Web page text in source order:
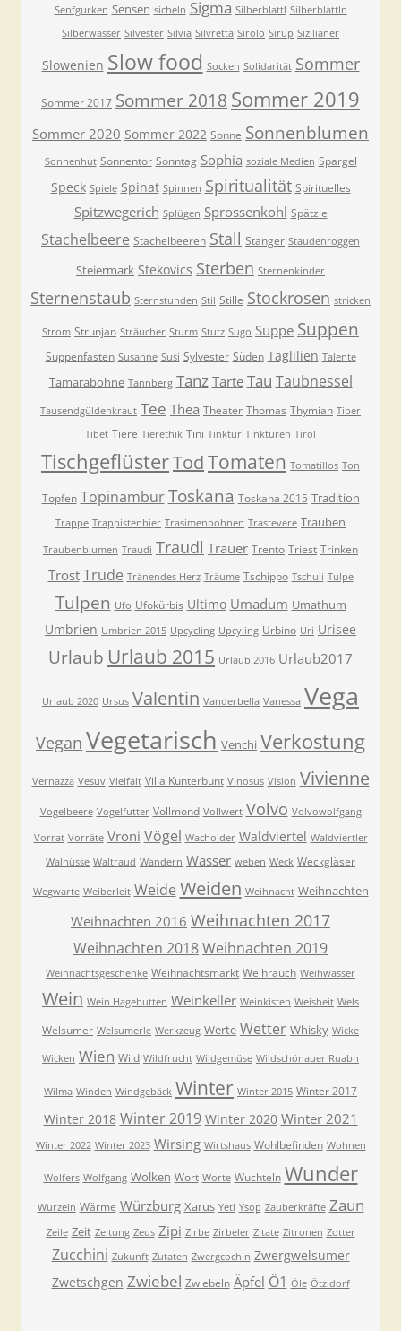
Senfgurken Sensen sicheln Sigma Silberblattl Silberblattln
Silberwasser Silvester Silvia Silvretta Sirolo Sirup Sizilianer
Slowenien Slow food Socken Solidarität Sommer
Sommer 2017 Sommer 2018 Sommer 2019
Sommer 2020 Sommer 2022 Sonne Sonnenblumen
Sonnenhut Sonnentor Sonntag Sophia soziale Medien Spargel
Speck Spiele Spinat Spinnen Spiritualität Spirituelles
Spitzwegerich Splügen Sprossenkohl Spätzle
Stachelbeere Stachelbeeren Stall Stanger Staudenroggen
Steiermark Stekovics Sterben Sternenkinder
Sternenstaub Sternstunden Stil Stille Stockrosen stricken
Strom Strunjan Sträucher Sturm Stutz Sugo Suppe Suppen
Suppenfasten Susanne Susi Sylvester Süden Taglilien Talente
Tamarabohne Tannberg Tanz Tarte Tau Taubnessel
Tausendgüldenkraut Tee Thea Theater Thomas Thymian Tiber
Tibet Tiere Tierethik Tini Tinktur Tinkturen Tirol
TischgeflüsterTodTomaten Tomatillos Ton
Topfen Topinambur Toskana Toskana 2015 Tradition
Trappe Trappistenbier Trasimenbohnen Trastevere Trauben
Traubenblumen Traudi Traudl Trauer Trento Triest Trinken
Trost Trude Tränendes Herz Träume Tschippo Tschuli Tulpe
Tulpen Ufo Ufokürbis Ultimo Umadum Umathum
Umbrien Umbrien 2015 Upcycling Upcyling Urbino Uri Urisee
Urlaub Urlaub 2015 Urlaub 2016 Urlaub2017
Urlaub 2020 Ursus Valentin Vanderbella Vanessa Vega
Vegan Vegetarisch Venchi Verkostung
Vernazza Vesuv Vielfalt Villa Kunterbunt Vinosus Vision Vivienne
Vogelbeere Vogelfutter Vollmond Vollwert Volvo Volvowolfgang
Vorrat Vorräte Vroni Vögel Wacholder Waldviertel Waldviertler
Walnüsse Waltraud Wandern Wasser weben Weck Weckgläser
Wegwarte Weiberleit Weide Weiden Weihnacht Weihnachten
Weihnachten 2016 Weihnachten 2017
Weihnachten 2018Weihnachten 2019
Weihnachtsgeschenke Weihnachtsmarkt Weihrauch Weihwasser
Wein Wein Hagebutten Weinkeller Weinkisten Weisheit Wels
Welsumer Welsumerle Werkzeug Werte Wetter Whisky Wicke
Wicken Wien Wild Wildfrucht Wildgemüse Wildschönauer Ruabn
Wilma Winden Windgebäck Winter Winter 2015 Winter 2017
Winter 2018 Winter 2019 Winter 2020 Winter 2021
Winter 2022 Winter 2023 Wirsing Wirtshaus Wohlbefinden Wohnen
Wolfers Wolfgang Wolken Wort Worte Wuchteln Wunder
Wurzeln Wärme Würzburg Xarus Yeti Ysop Zauberkräfte Zaun
Zeile Zeit Zeitung Zeus Zipi Zirbe Zirbeler Zitate Zitronen Zotter
Zucchini Zukunft Zutaten Zwergcochin Zwergwelsumer
Zwetschgen Zwiebel Zwiebeln Äpfel Ö1 Öle Ötzidorf